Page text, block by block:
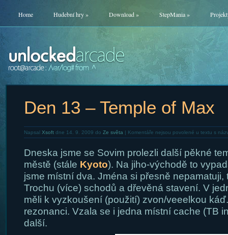
Home Hudební hry» Download» StepMania»
Den 13 – Temple of Max
Napsal Xsoftdne 14. 9. 2009 do Ze světa | Komentáře nejsou povolené u textu s
Dneska jsme se Sovim prolezli další pěkné
městě (stále Kyoto). Na jiho-východě to
jsme místní dva. Jména si přesně nepamatuji,
Trochu (více) schodů a dřevěná stavení. V
měli k vyzkoušení (použití) zvon/veeelkou
rezonanci. Vzala se i jedna místní cache (TB
další.